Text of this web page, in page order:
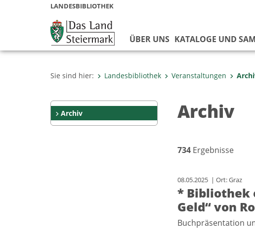
LANDESBIBLIOTHEK
ÜBER UNS KATALOGE UND
Sie sind hier: Landesbibliothek Veranstaltungen
Archiv Archiv
734Ergebnisse
08.05.2025 | Ort: Graz
* Bibliothek
Geld“ von
Buchpräsentation